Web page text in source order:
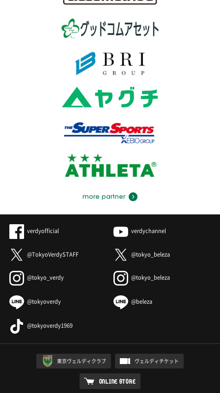
more partner
verdyofficial verdychannel
@TokyoVerdySTAFF @tokyo_beleza
@tokyo_verdy @tokyo_beleza
@tokyoverdy @beleza
@tokyoverdy1969
東京ヴェルディクラブ ヴェルディチケット
ONLINE STORE